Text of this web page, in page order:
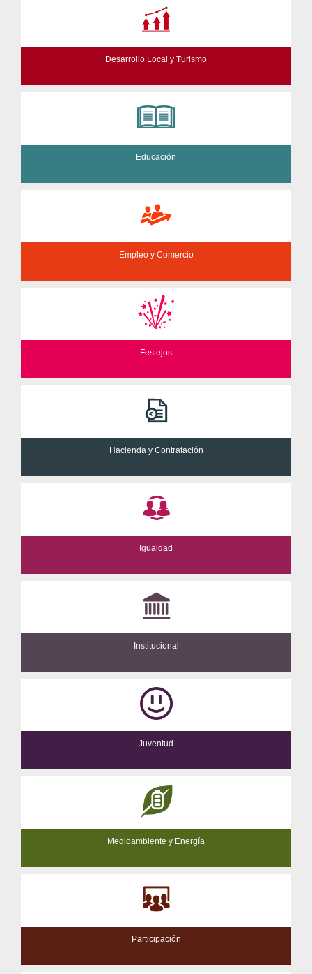
Desarrollo Local y Turismo
Educación
Empleo y Comercio
Festejos
Hacienda y Contratación
Igualdad
Institucional
Juventud
Medioambiente y Energía
Participación